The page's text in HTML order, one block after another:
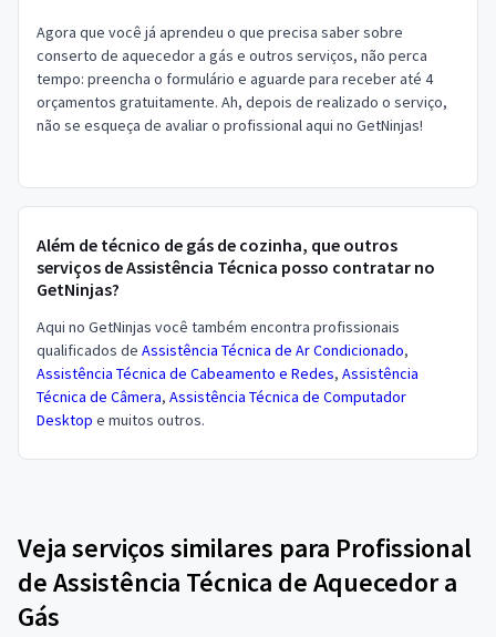
Agora que você já aprendeu o que precisa saber sobre
conserto de aquecedor a gás e outros serviços, não perca
tempo: preencha o formulário e aguarde para receber até 4
orçamentos gratuitamente. Ah, depois de realizado o serviço,
não se esqueça de avaliar o profissional aqui no GetNinjas!
Além de técnico de gás de cozinha, que outros
serviços de Assistência Técnica posso contratar no
GetNinjas?
Aqui no GetNinjas você também encontra profissionais
qualificados de Assistência Técnica de Ar Condicionado,
Assistência Técnica de Cabeamento e Redes, Assistência
Técnica de Câmera, Assistência Técnica de Computador
Desktop e muitos outros.
Veja serviços similares para Profissional
de Assistência Técnica de Aquecedor a
Gás